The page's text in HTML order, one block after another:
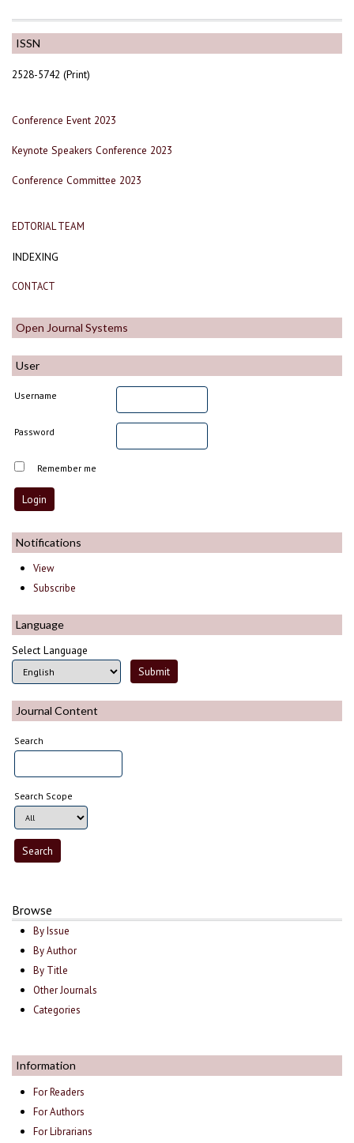
ISSN
2528-5742 (Print)
Conference Event 2023
Keynote Speakers Conference 2023
Conference Committee 2023
EDTORIAL TEAM
INDEXING
CONTACT
Open Journal Systems
User
Username
Password
Remember me
Notifications
View
Subscribe
Language
Select Language
Journal Content
Search
Search Scope
Browse
By Issue
By Author
By Title
Other Journals
Categories
Information
For Readers
For Authors
For Librarians